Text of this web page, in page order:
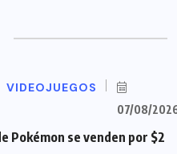
VIDEOJUEGOS
07/08/
Pokémon se venden por $2